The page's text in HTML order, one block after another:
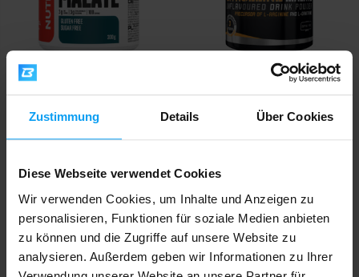
Zustimmung Details Über Cookies
Diese Webseite verwendet Cookies
Wir verwenden Cookies, um Inhalte und Anzeigen zu
personalisieren, Funktionen für soziale Medien anbieten
zu können und die Zugriffe auf unsere Website zu
analysieren. Außerdem geben wir Informationen zu Ihrer
14,69€ 16,99€